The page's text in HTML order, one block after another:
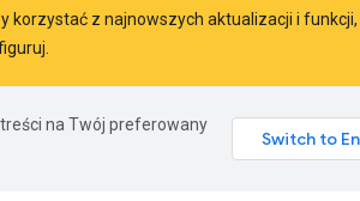
korzystać z najnowszych aktualizacji i funkcji,
na Twój preferowany